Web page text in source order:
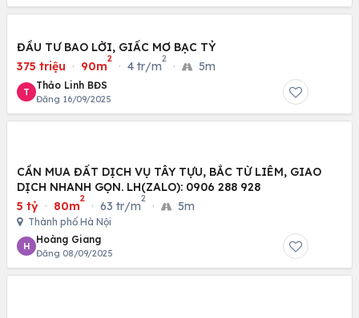
ĐẦU TƯ BAO LỜI, GIẤC MƠ BẠC TỶ
375 triệu · 90m
2
· 4 tr/m
2
· 5m
T
Thảo Linh BĐS
Đăng 16/09/2025
CẦN MUA ĐẤT DỊCH VỤ TÂY TỰU, BẮC TỪ LIÊM, GIAO
DỊCH NHANH GỌN. LH(ZALO): 0906 288 928
5 tỷ · 80m
2
· 63 tr/m
2
· 5m
Thành phố Hà Nội
H
Hoàng Giang
Đăng 08/09/2025